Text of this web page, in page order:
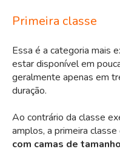
Primeira classe
Essa é a categoria mais
estar disponível em
geralmente apenas em
duração.
Ao contrário da classe
amplos, a primeira
com camas de